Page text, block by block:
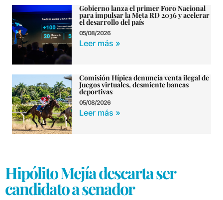
Gobierno lanza el primer Foro Nacional
para impulsar la Meta RD 2036 y acelerar
el desarrollo del país
05/08/2026
Leer más »
Comisión Hípica denuncia venta ilegal de
Juegos virtuales, desmiente bancas
deportivas
05/08/2026
Leer más »
Hipólito Mejía descarta ser
candidato a senador